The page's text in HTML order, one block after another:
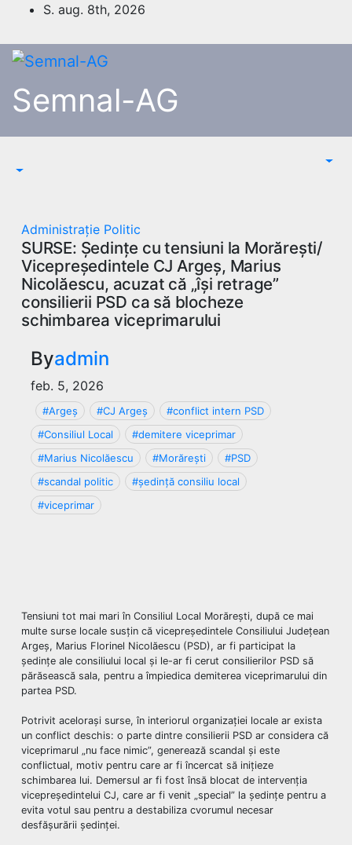
content
S. aug. 8th, 2026
Semnal-AG
Administrație Politic
SURSE: Ședințe cu tensiuni la Morărești/
Vicepreședintele CJ Argeș, Marius
Nicolăescu, acuzat că „își retrage”
consilierii PSD ca să blocheze
schimbarea viceprimarului
Byadmin
feb. 5, 2026
#Argeș #CJ Argeș
#conflict intern PSD
#Consiliul Local
#demitere viceprimar
#Marius Nicolăescu
#Morărești
#PSD
#scandal politic
#ședință consiliu local
#viceprimar
Tensiuni tot mai mari în Consiliul Local Morărești, după ce mai
multe surse locale susțin că vicepreședintele Consiliului Județean
Argeș, Marius Florinel Nicolăescu (PSD), ar fi participat la
ședințe ale consiliului local și le-ar fi cerut consilierilor PSD să
părăsească sala, pentru a împiedica demiterea viceprimarului din
partea PSD.
Potrivit acelorași surse, în interiorul organizației locale ar exista
un conflict deschis: o parte dintre consilierii PSD ar considera că
viceprimarul „nu face nimic”, generează scandal și este
conflictual, motiv pentru care ar fi încercat să inițieze
schimbarea lui. Demersul ar fi fost însă blocat de intervenția
vicepreședintelui CJ, care ar fi venit „special” la ședințe pentru a
evita votul sau pentru a destabiliza cvorumul necesar
desfășurării ședinței.